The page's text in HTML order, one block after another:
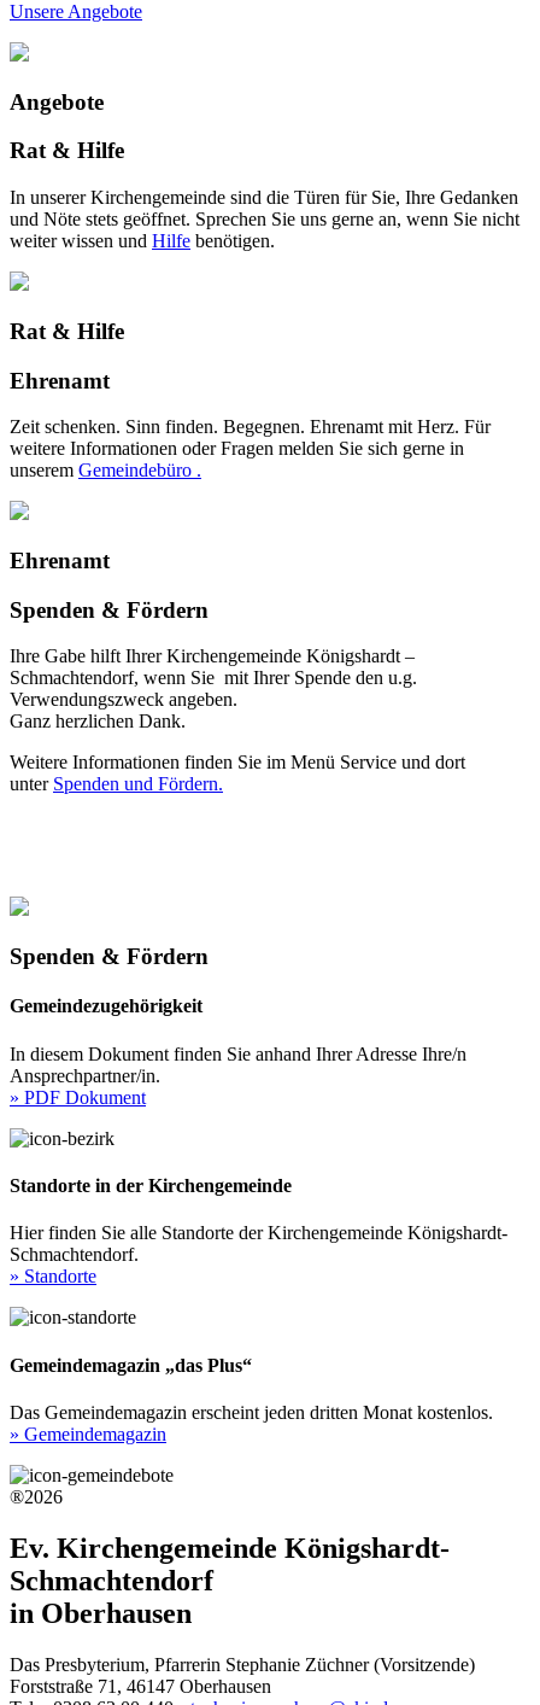
Unsere Angebote
Angebote
Rat & Hilfe
In unserer Kirchengemeinde sind die Türen für Sie, Ihre Gedanken
und Nöte stets geöffnet. Sprechen Sie uns gerne an, wenn Sie nicht
weiter wissen und Hilfe benötigen.
Rat & Hilfe
Ehrenamt
Zeit schenken. Sinn finden. Begegnen. Ehrenamt mit Herz. Für
weitere Informationen oder Fragen melden Sie sich gerne in
unserem Gemeindebüro .
Ehrenamt
Spenden & Fördern
Ihre Gabe hilft Ihrer Kirchengemeinde Königshardt –
Schmachtendorf, wenn Sie mit Ihrer Spende den u.g.
Verwendungszweck angeben.
Ganz herzlichen Dank.
Weitere Informationen finden Sie im Menü Service und dort
unter Spenden und Fördern.
Spenden & Fördern
Gemeindezugehörigkeit
In diesem Dokument finden Sie anhand Ihrer Adresse Ihre/n
Ansprechpartner/in.
» PDF Dokument
Standorte in der Kirchengemeinde
Hier finden Sie alle Standorte der Kirchengemeinde Königshardt-
Schmachtendorf.
» Standorte
Gemeindemagazin „das Plus“
Das Gemeindemagazin erscheint jeden dritten Monat kostenlos.
» Gemeindemagazin
®2026
Ev. Kirchengemeinde Königshardt-
Schmachtendorf
in Oberhausen
Das Presbyterium, Pfarrerin Stephanie Züchner (Vorsitzende)
Forststraße 71, 46147 Oberhausen